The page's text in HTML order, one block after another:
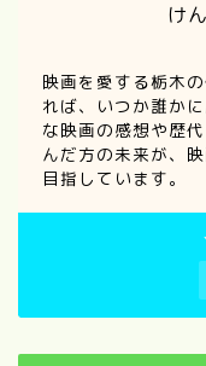
け
映画を愛する栃木
れば、いつか誰か
な映画の感想や歴
んだ方の未来が、
目指しています。